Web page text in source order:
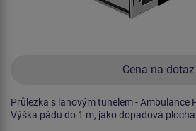
Cena na dotaz
Průlezka s lanovým tunelem - Ambulance
Výška pádu do 1 m, jako dopadová